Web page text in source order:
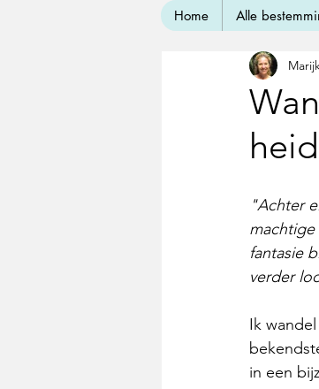
Home Alle
"Achter
fantasie
verder
Ik
in een